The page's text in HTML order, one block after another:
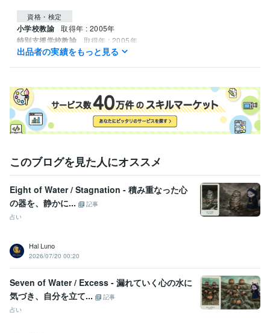
資格・検定
小学校教諭 取得年 : 2005年
特別支援学校教諭 取得年 : 2005年
幼稚園教諭 取得年 : 2005年
司書教諭
出品者の実績をもっと見る
このブログを見た人にオススメ
Eight of Water / Stagnation - 積み重なった心
の器を、静かに...
記事
占い
Hal Luno
2026/07/20 00:20
Seven of Water / Excess - 漏れていく心の水に
気づき、自分を立て...
記事
占い